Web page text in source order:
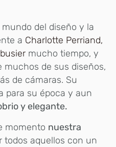
del diseño y la
a Charlotte Perriand,
mucho tiempo, y
muchos de sus diseños,
de cámaras. Su
para su época y aun
y elegante.
momento nuestra
todos aquellos con un